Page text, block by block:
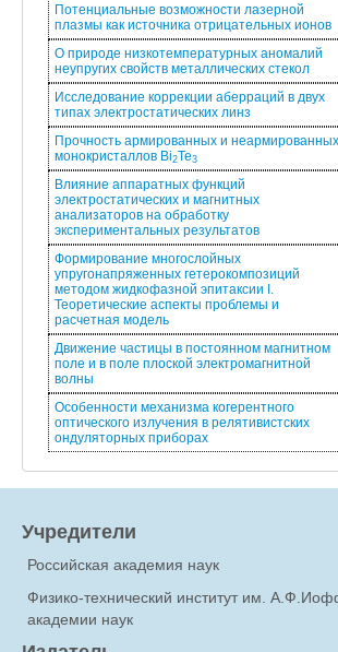
Потенциальные возможности лазерной
плазмы как источника отрицательных ионов
О природе низкотемпературных аномалий
неупругих свойств металлических стекол
Исследование коррекции аберраций в двух
типах электростатических линз
Прочность армированных и неармированных
монокристаллов Bi2Te3
Влияние аппаратных функций
электростатических и магнитных
анализаторов на обработку
экспериментальных результатов
Формирование многослойных
упругонапряженных гетерокомпозиций
методом жидкофазной эпитаксии I.
Теоретические аспекты проблемы и
расчетная модель
Движение частицы в постоянном магнитном
поле и в поле плоской электромагнитной
волны
Особенности механизма когерентного
оптического излучения в релятивистских
ондуляторных приборах
Учредители
Российская академия наук
Физико-технический институт им.
академии наук